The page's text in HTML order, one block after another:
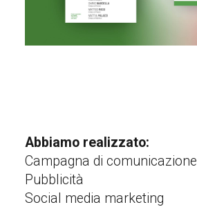
Abbiamo realizzato:
Campagna di comunicazione
Pubblicità
Social media marketing